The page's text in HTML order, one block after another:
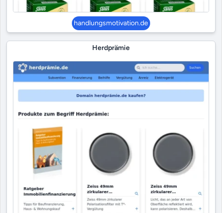
handlungsmotivation.de
Herdprämie